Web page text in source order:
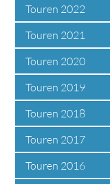
Touren 2022
Touren 2021
Touren 2020
Touren 2019
Touren 2018
Touren 2017
Touren 2016